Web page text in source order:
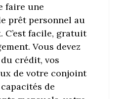
faire une
prêt personnel au
facile, gratuit
Vous devez
crédit, vos
de votre conjoint
de